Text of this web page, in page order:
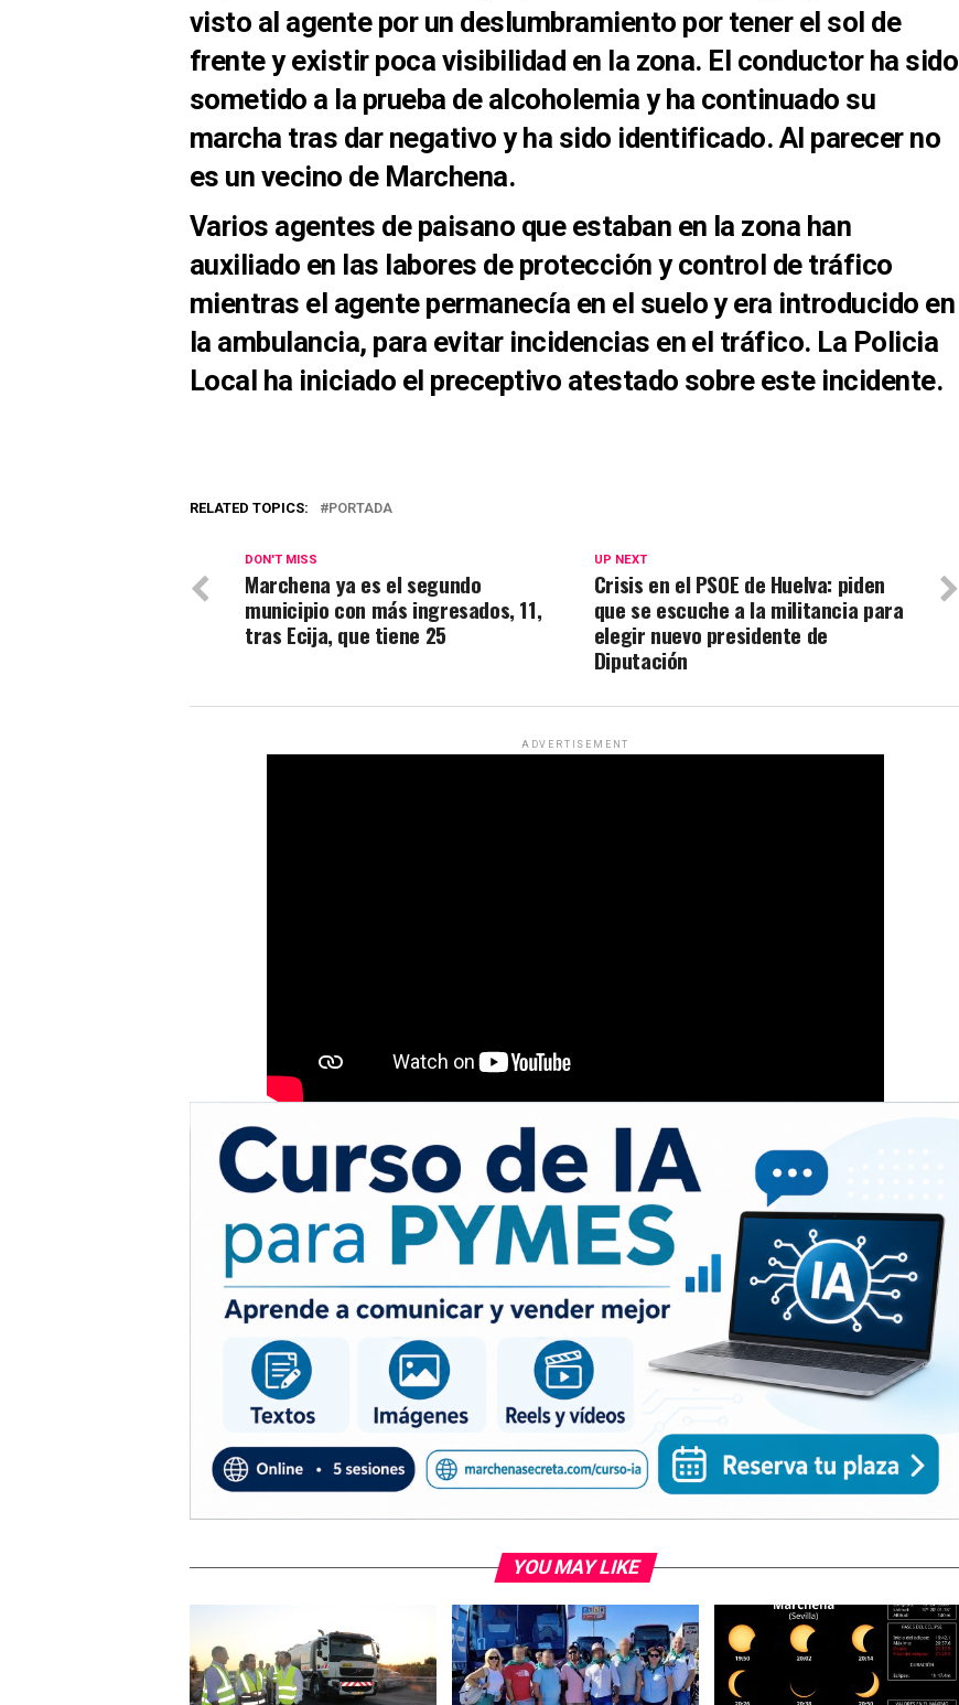
visto al agente por un deslumbramiento por tener el sol de
frente y existir poca visibilidad en la zona. El conductor ha sido
sometido a la prueba de alcoholemia y ha continuado su
marcha tras dar negativo y ha sido identificado. Al parecer no
es un vecino de Marchena.
Varios agentes de paisano que estaban en la zona han
auxiliado en las labores de protección y control de tráfico
mientras el agente permanecía en el suelo y era introducido en
la ambulancia, para evitar incidencias en el tráfico. La Policia
Local ha iniciado el preceptivo atestado sobre este incidente.
RELATED TOPICS: PORTADA
UP NEXT
Crisis en el PSOE de Huelva: piden
que se escuche a la militancia para
elegir nuevo presidente de
Diputación
DON'T MISS
Marchena ya es el segundo
municipio con más ingresados, 11,
tras Ecija, que tiene 25
ADVERTISEMENT
YOU MAY LIKE